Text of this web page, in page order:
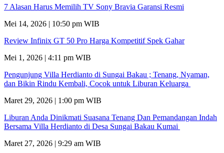
7 Alasan Harus Memilih TV Sony Bravia Garansi Resmi
Mei 14, 2026 | 10:50 pm WIB
Review Infinix GT 50 Pro Harga Kompetitif Spek Gahar
Mei 1, 2026 | 4:11 pm WIB
Pengunjung Villa Herdianto di Sungai Bakau ; Tenang, Nyaman,
dan Bikin Rindu Kembali, Cocok untuk Liburan Keluarga
Maret 29, 2026 | 1:00 pm WIB
Liburan Anda Dinikmati Suasana Tenang Dan Pemandangan Indah
Bersama Villa Herdianto di Desa Sungai Bakau Kumai
Maret 27, 2026 | 9:29 am WIB